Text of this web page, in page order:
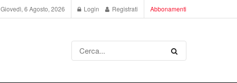
Giovedì, 6 Agosto, 2026 Login Registrati Abbonamenti